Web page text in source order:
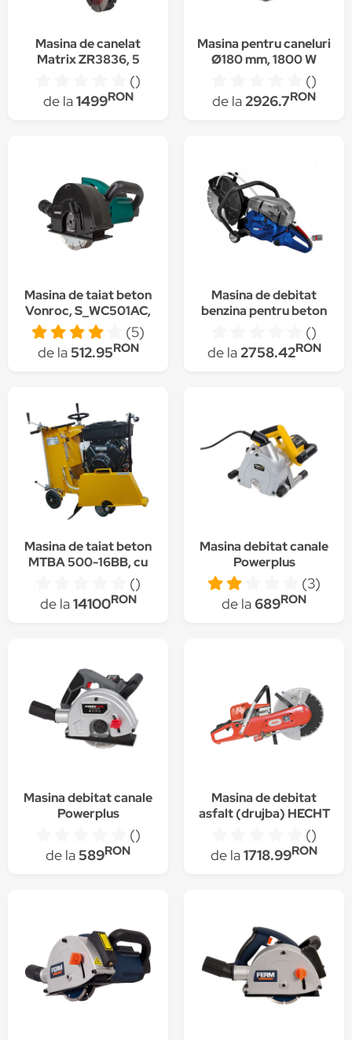
Masina de canelat
Matrix ZR3836, 5
discuri, filtrare cu apa
3000 W, Diametru
disc 156mm
()
de la1499RON
Masina pentru caneluri
Ø180 mm, 1800 W
()
de la2926.7RON
Masina de taiat beton
Vonroc, S_WC501AC,
1700W, 40 mm
adancime taiere, 4
discuri
(5)
de la512.95RON
Masina de debitat
benzina pentru beton
()
de la2758.42RON
Masina de taiat beton
MTBA 500-16BB, cu
motor VANGUARD,
16CP, pornire
electrica, disc
()
de la14100RON
Masina debitat canale
Powerplus
POWX0650, 1800W,
(3)
de la689RON
Masina debitat canale
Powerplus
POWE80050, 1700W,
()
de la589RON
Masina de debitat
asfalt (drujba) HECHT
diametru lama 305
mm, 54 cmc
()
de la1718.99RON